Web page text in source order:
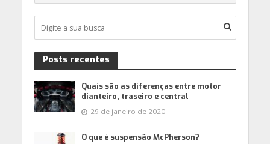
Posts recentes
Quais são as diferenças entre motor
dianteiro, traseiro e central
29 de janeiro de 2020
O que é suspensão McPherson?